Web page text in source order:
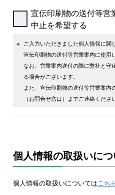
宣伝印刷物の送付等営
中止を希望する
※
ご入力いただきました個人情報に関
宣伝印刷物の送付等営業案内に使用
なお、営業案内送付の際に弊社と守
る場合がございます。
また、宣伝印刷物の送付等営業案
（お問合せ窓口）までご連絡ください
個人情報の取扱いに
個人情報の取扱いについてはこち